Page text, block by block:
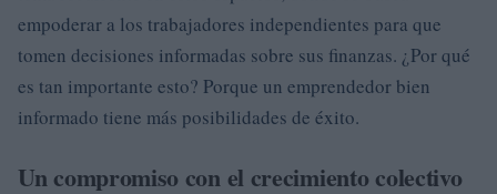
empoderar a los trabajadores independientes para que
tomen decisiones informadas sobre sus finanzas. ¿Por qué
es tan importante esto? Porque un emprendedor bien
informado tiene más posibilidades de éxito.
Un compromiso con el crecimiento colectivo